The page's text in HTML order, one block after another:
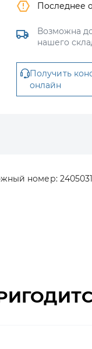
Последнее
Возможна
нашего
Получить
онлайн
номер: